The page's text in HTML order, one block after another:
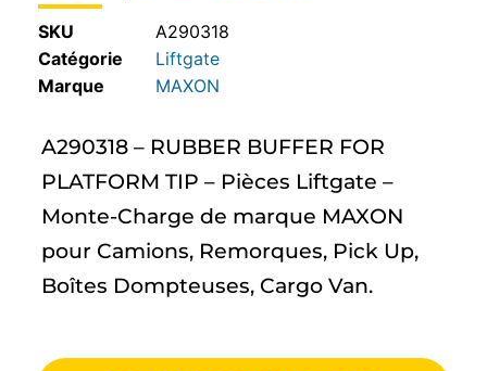
SKU
A290318
Catégorie
Liftgate
MAXON
A290318 – RUBBER BUFFER FOR
PLATFORM TIP – Pièces Liftgate –
Monte-Charge de marque MAXON
pour Camions, Remorques, Pick Up,
Boîtes Dompteuses, Cargo Van.